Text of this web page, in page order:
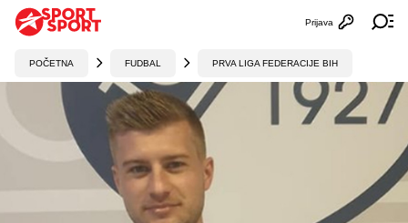
Otvori
Prijava
POČETNA FUDBAL PRVA LIGA FEDERACIJE BIH